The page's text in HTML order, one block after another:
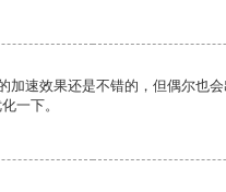
加速效果还是不错的，但偶尔也
一下。